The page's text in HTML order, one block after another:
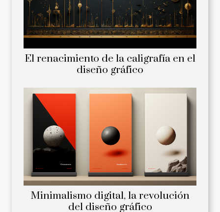
El renacimiento de la caligrafía en el
diseño gráfico
Minimalismo digital, la revolución
del diseño gráfico